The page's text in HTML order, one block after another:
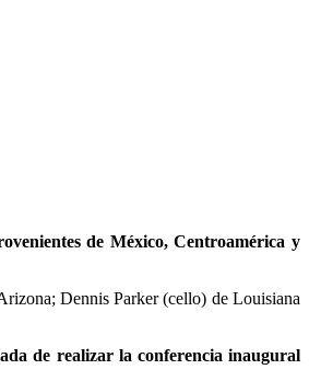
de México, Centroamérica y
Dennis Parker (cello) de Louisiana
de realizar la conferencia inaugural